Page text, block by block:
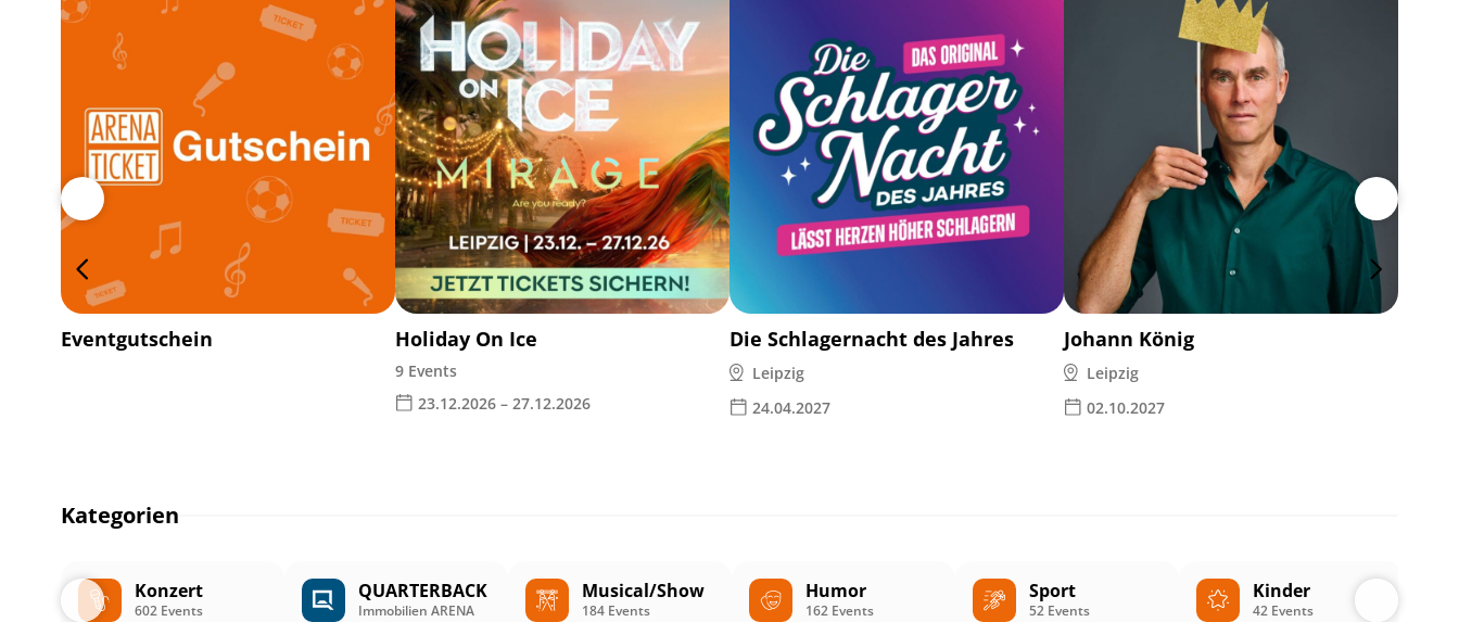
Eventgutschein Holiday On Ice
9 Events
23.12.2026 – 27.12.2026
Die Schlagernacht des Jahres
Leipzig
24.04.2027
Johann König
Leipzig
02.10.2027
Kategorien
Konzert
602 Events
QUARTERBACK
Immobilien ARENA
Musical/Show
184 Events
Humor
162 Events
Sport
52 Events
Kinder
42 Events